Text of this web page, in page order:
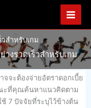
สำหรับเกม
างรวดเร็วสำหรับเกม
จะต้องจ่ายอัตราดอกเบี้ย
ะที่คุณค้นหาแนวคิดตาม
7 ปัจจัยที่ระบุไว้ข้างต้น